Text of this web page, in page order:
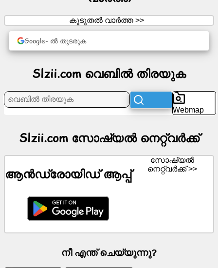
സോഷ്യൽ
സൗജന്യ
ഐക്കണുകൾ
ChatGPT
ബന്ധങ്ങൾ
ഗെയിമുകൾ
വെബിൽ
കൂടുതൽ വാർത്ത >>
Google- ൽ തുടരുക
Slzii.com വെബിൽ തിരയുക
Webmap
Slzii.com സോഷ്യൽ നെറ്റ്‌വർക്ക്
ആൻഡ്രോയിഡ് ആപ്പ്
സോഷ്യൽ
നെറ്റ്‌വർക്ക് >>
നീ എന്ത് ചെയ്യുന്നു?